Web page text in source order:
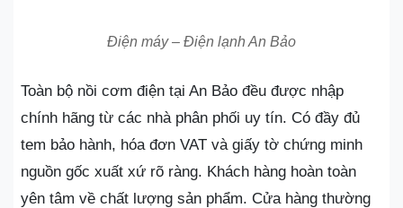
Điện máy – Điện lạnh An Bảo
Toàn bộ nồi cơm điện tại An Bảo đều được nhập
chính hãng từ các nhà phân phối uy tín. Có đầy đủ
tem bảo hành, hóa đơn VAT và giấy tờ chứng minh
nguồn gốc xuất xứ rõ ràng. Khách hàng hoàn toàn
yên tâm về chất lượng sản phẩm. Cửa hàng thường